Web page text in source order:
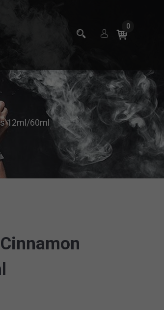
0
12ml/60ml